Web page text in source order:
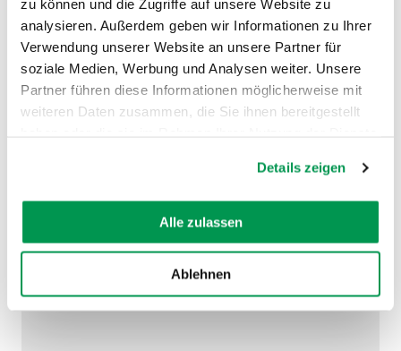
zu können und die Zugriffe auf unsere Website zu
analysieren. Außerdem geben wir Informationen zu Ihrer
Verwendung unserer Website an unsere Partner für
soziale Medien, Werbung und Analysen weiter. Unsere
Partner führen diese Informationen möglicherweise mit
weiteren Daten zusammen, die Sie ihnen bereitgestellt
Details zeigen
Alle zulassen
Ablehnen
AUF DER KARTE ANZEIGEN